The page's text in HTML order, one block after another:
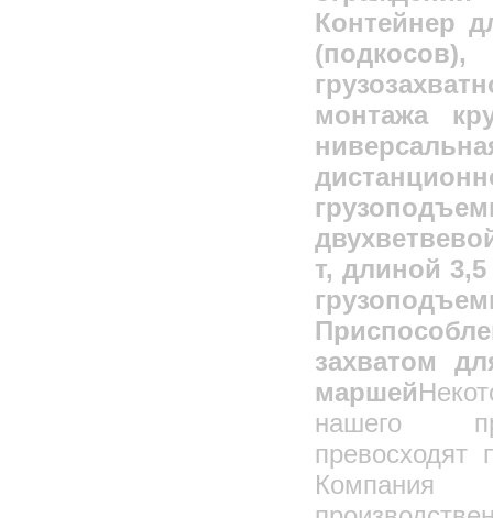
Контейнер
монтажа
т, длиной
захватом
маршей
нашего
превосходят